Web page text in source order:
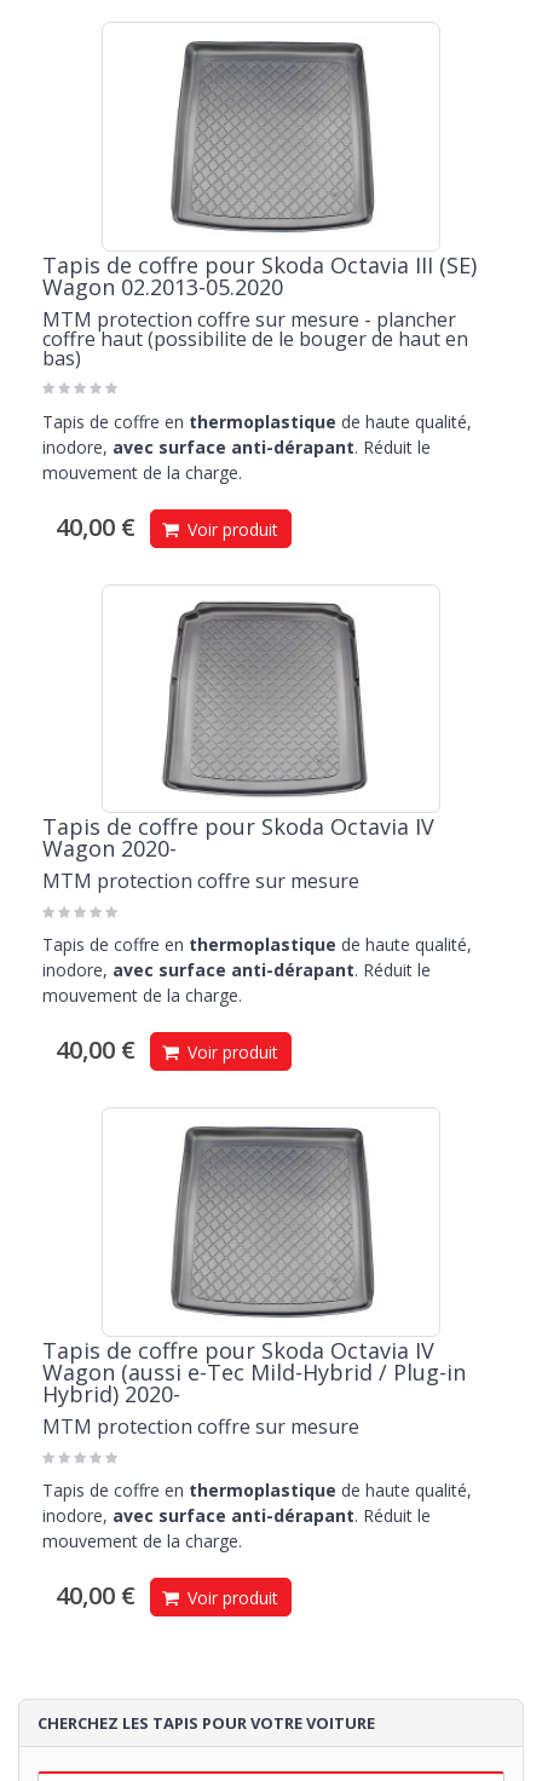
Tapis de coffre pour Skoda Octavia III (SE)
Wagon 02.2013-05.2020
MTM protection coffre sur mesure - plancher
coffre haut (possibilite de le bouger de haut en
bas)
Tapis de coffre en thermoplastique de haute qualité,
inodore, avec surface anti-dérapant. Réduit le
mouvement de la charge.
40,00 € Voir produit
Tapis de coffre pour Skoda Octavia IV
Wagon 2020-
MTM protection coffre sur mesure
Tapis de coffre en thermoplastique de haute qualité,
inodore, avec surface anti-dérapant. Réduit le
mouvement de la charge.
40,00 € Voir produit
Tapis de coffre pour Skoda Octavia IV
Wagon (aussi e-Tec Mild-Hybrid / Plug-in
Hybrid) 2020-
MTM protection coffre sur mesure
Tapis de coffre en thermoplastique de haute qualité,
inodore, avec surface anti-dérapant. Réduit le
mouvement de la charge.
40,00 € Voir produit
CHERCHEZ LES TAPIS POUR VOTRE VOITURE